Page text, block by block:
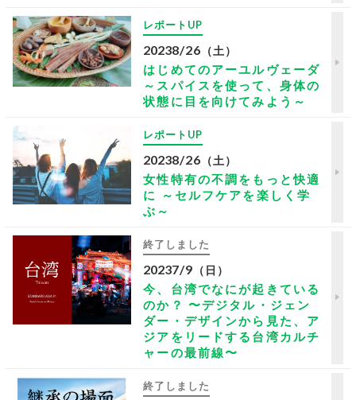
レポートUP
20238/26 （土）
はじめてのアーユルヴェーダ
～スパイスを使って、身体の
状態に目を向けてみよう～
レポートUP
20238/26 （土）
女性特有の不調をもっと快適
に ～セルフケアを楽しく学
ぶ～
終了しました
20237/9 （日）
今、台湾でなにが起きている
のか？ 〜デジタル・ジェン
ダー・デザインから見た、ア
ジアをリードする台湾カルチ
ャーの最前線〜
終了しました